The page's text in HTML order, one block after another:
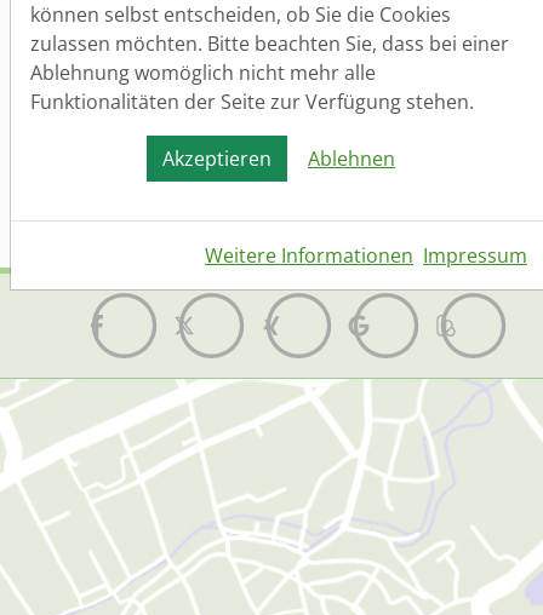
Datenschutz (*)
Ja, ich habe dieDatenschutzerklärung
und bin damit einverstanden.
können selbst entscheiden, ob Sie die Cookies
zulassen möchten. Bitte beachten Sie, dass bei einer
Ablehnung womöglich nicht mehr alle
Funktionalitäten der Seite zur Verfügung stehen.
Akzeptieren Ablehnen
Weitere Informationen Impressum